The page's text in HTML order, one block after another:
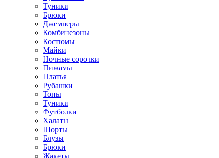
Туники
Брюки
Джемперы
Комбинезоны
Костюмы
Майки
Ночные сорочки
Пижамы
Платья
Рубашки
Топы
Туники
Футболки
Халаты
Шорты
Блузы
Брюки
Жакеты